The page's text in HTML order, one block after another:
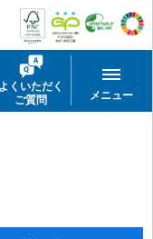
よくいただく
ご質問
メニュー